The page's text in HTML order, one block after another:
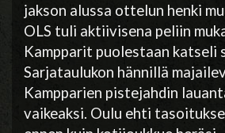
jakson alussa ottelun henki
OLS tuli aktiivisena peliin
Kampparit puolestaan katseli
Sarjataulukon hännillä
Kampparien pistejahdin
vaikeaksi. Oulu ehti